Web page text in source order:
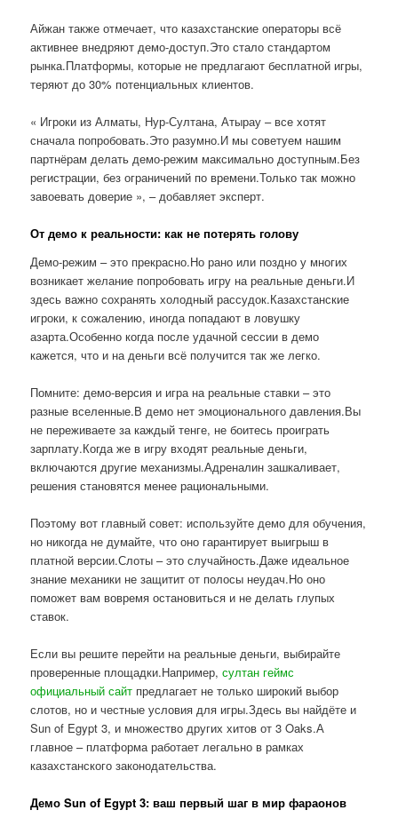
Айжан также отмечает, что казахстанские операторы всё
активнее внедряют демо-доступ.Это стало стандартом
рынка.Платформы, которые не предлагают бесплатной игры,
теряют до 30% потенциальных клиентов.
« Игроки из Алматы, Нур-Султана, Атырау – все хотят
сначала попробовать.Это разумно.И мы советуем нашим
партнёрам делать демо-режим максимально доступным.Без
регистрации, без ограничений по времени.Только так можно
завоевать доверие », – добавляет эксперт.
От демо к реальности: как не потерять голову
Демо-режим – это прекрасно.Но рано или поздно у многих
возникает желание попробовать игру на реальные деньги.И
здесь важно сохранять холодный рассудок.Казахстанские
игроки, к сожалению, иногда попадают в ловушку
азарта.Особенно когда после удачной сессии в демо
кажется, что и на деньги всё получится так же легко.
Помните: демо-версия и игра на реальные ставки – это
разные вселенные.В демо нет эмоционального давления.Вы
не переживаете за каждый тенге, не боитесь проиграть
зарплату.Когда же в игру входят реальные деньги,
включаются другие механизмы.Адреналин зашкаливает,
решения становятся менее рациональными.
Поэтому вот главный совет: используйте демо для обучения,
но никогда не думайте, что оно гарантирует выигрыш в
платной версии.Слоты – это случайность.Даже идеальное
знание механики не защитит от полосы неудач.Но оно
поможет вам вовремя остановиться и не делать глупых
ставок.
Если вы решите перейти на реальные деньги, выбирайте
проверенные площадки.Например,султан геймс
официальный сайт предлагает не только широкий выбор
слотов, но и честные условия для игры.Здесь вы найдёте и
Sun of Egypt 3, и множество других хитов от 3 Oaks.А
главное – платформа работает легально в рамках
казахстанского законодательства.
Демо Sun of Egypt 3: ваш первый шаг в мир фараонов